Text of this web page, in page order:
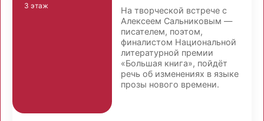
3 этаж
На творческой встрече с
Алексеем Сальниковым —
писателем, поэтом,
финалистом Национальной
литературной премии
«Большая книга», пойдёт
речь об изменениях в языке
прозы нового времени.